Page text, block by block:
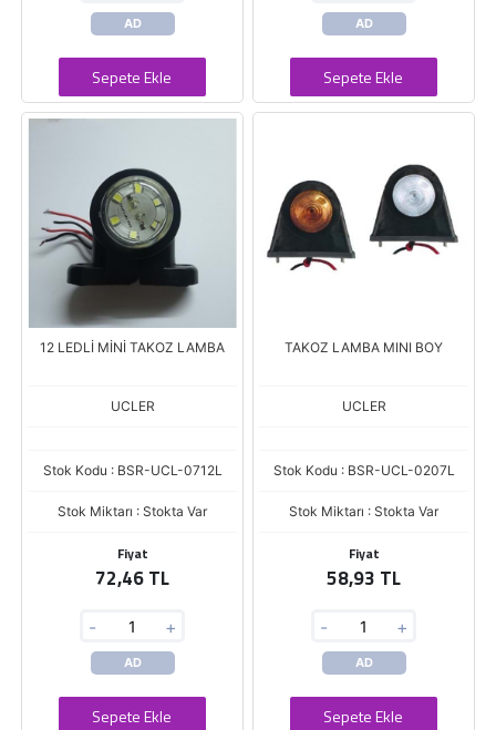
AD
Sepete Ekle
AD
Sepete Ekle
12 LEDLİ MİNİ TAKOZ LAMBA
UCLER
Stok Kodu : BSR-UCL-0712L
Stok Miktarı : Stokta Var
Fiyat
72,46 TL
- +
AD
Sepete Ekle
TAKOZ LAMBA MINI BOY
UCLER
Stok Kodu : BSR-UCL-0207L
Stok Miktarı : Stokta Var
Fiyat
58,93 TL
- +
AD
Sepete Ekle